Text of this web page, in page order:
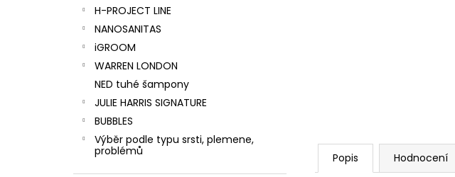
H-PROJECT LINE
NANOSANITAS
iGROOM
WARREN LONDON
NED tuhé šampony
JULIE HARRIS SIGNATURE
BUBBLES
Výběr podle typu srsti, plemene,
problémů
Popis Hodnocení